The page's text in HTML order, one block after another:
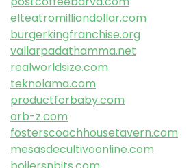
elteatromilliondollar.com
burgerkingfranchise.org
vallarpadathamma.net
realworldsize.com
teknolama.com
productforbaby.com
orb-z.com
fosterscoachhousetavern.com
mesasdecultivoonline.com